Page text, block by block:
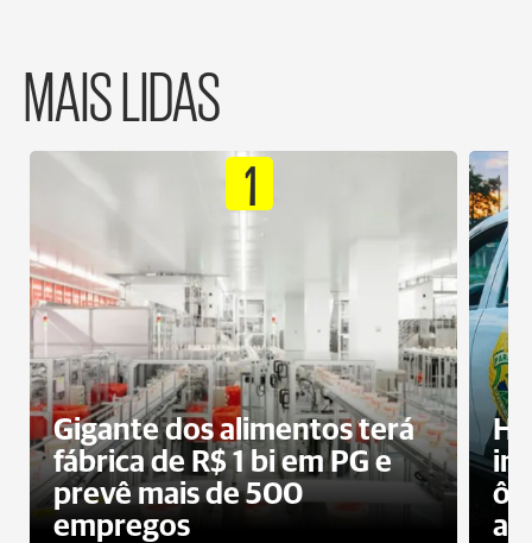
MAIS LIDAS
1
Gigante dos alimentos terá
fábrica de R$ 1 bi em PG e
prevê mais de 500
empregos